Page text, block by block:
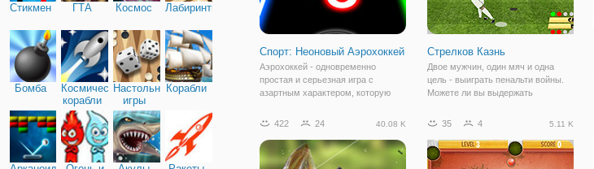
Стикмен ГТА Космос Лабиринты
Бомба
Космические
корабли
Настольные
игры
Корабли
Спорт: Неоновый Аэрохоккей
Аэрохоккей - одновременно
простая и серьезная игра с
азартным характером, которую
того, чтобы гнаться за шайбой по
действия будут разворачиваться
на поле, где
Стрелков Казнь
Двое мужчин, один мяч и одна
цель - выиграть пенальти войны.
Можете ли вы выдержать
выиграть Кубок в этой
Выбери одну из 32 команд и
завоевать славу на футбольном
422 24 40.08 K 35 4 5.11 K